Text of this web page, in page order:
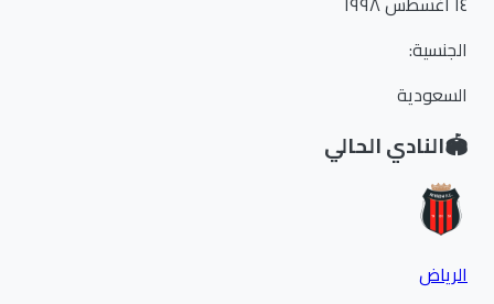
الجنسية:
السعودية
النادي الحالي
الرياض